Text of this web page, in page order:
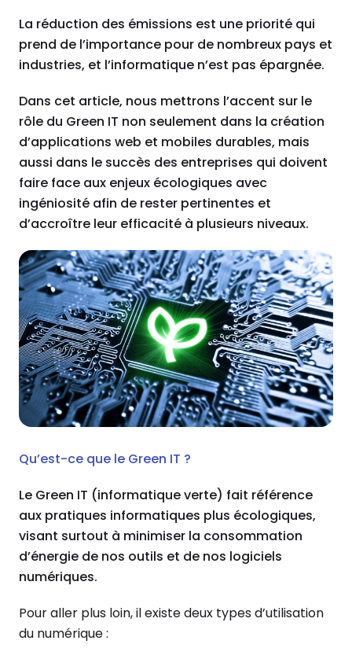
La réduction des émissions est une priorité qui
prend de l’importance pour de nombreux pays et
industries, et l’informatique n’est pas épargnée.
Dans cet article, nous mettrons l’accent sur le
rôle du Green IT non seulement dans la création
d’applications web et mobiles durables, mais
aussi dans le succès des entreprises qui doivent
faire face aux enjeux écologiques avec
ingéniosité afin de rester pertinentes et
d’accroître leur efficacité à plusieurs niveaux.
Qu’est-ce que le Green IT ?
Le Green IT (informatique verte) fait référence
aux pratiques informatiques plus écologiques,
visant surtout à minimiser la consommation
d’énergie de nos outils et de nos logiciels
numériques.
Pour aller plus loin, il existe deux types d’utilisation
du numérique :